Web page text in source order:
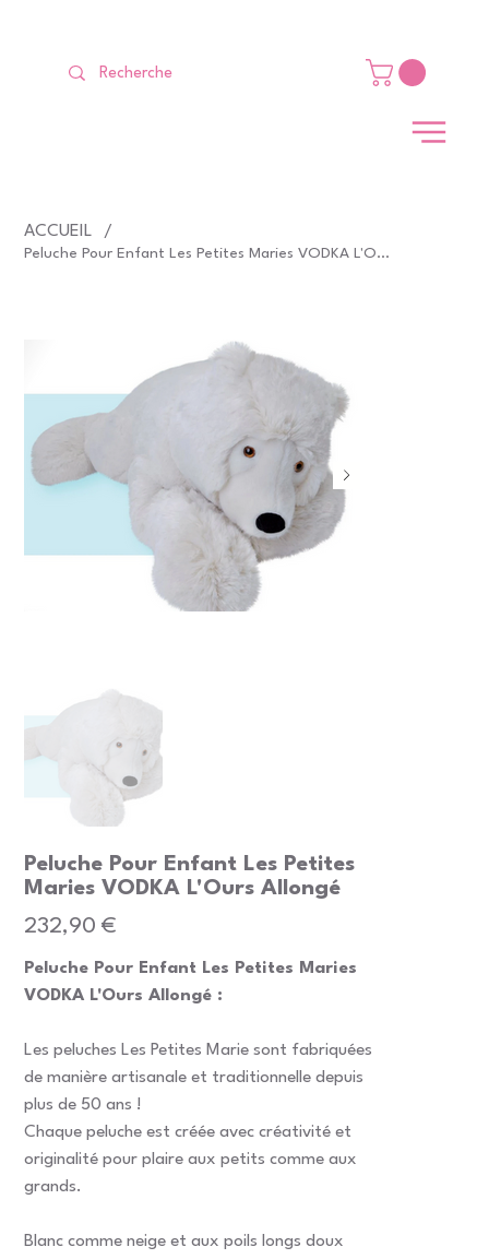
ACCUEIL /
Peluche Pour Enfant Les Petites Maries VODKA L'Ours Allongé
Peluche Pour Enfant Les Petites
Maries VODKA L'Ours Allongé
Prix
232,90 €
Peluche Pour Enfant Les Petites Maries
VODKA L'Ours Allongé :
Les peluches Les Petites Marie sont fabriquées
de manière artisanale et traditionnelle depuis
plus de 50 ans !
Chaque peluche est créée avec créativité et
originalité pour plaire aux petits comme aux
grands.
Blanc comme neige et aux poils longs doux